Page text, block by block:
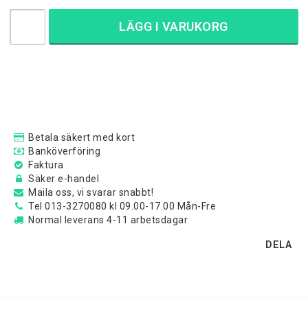
LÄGG I VARUKORG
Betala säkert med kort
Banköverföring
Faktura
Säker e-handel
Maila oss, vi svarar snabbt!
Tel 013-3270080 kl 09.00-17.00 Mån-Fre
Normal leverans 4-11 arbetsdagar
DELA